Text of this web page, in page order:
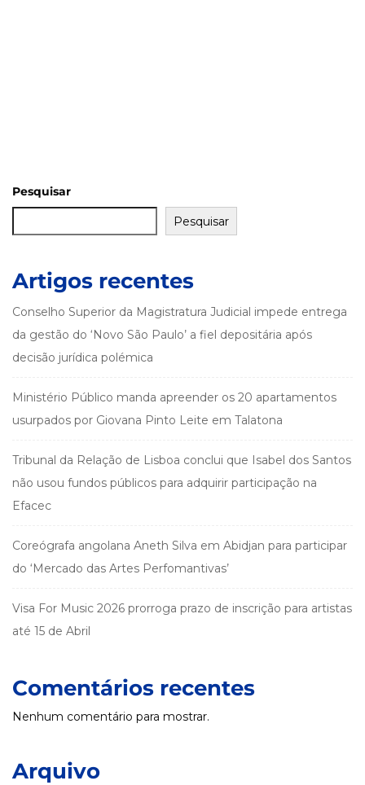
Pesquisar
Pesquisar
Artigos recentes
Conselho Superior da Magistratura Judicial impede entrega
da gestão do ‘Novo São Paulo’ a fiel depositária após
decisão jurídica polémica
Ministério Público manda apreender os 20 apartamentos
usurpados por Giovana Pinto Leite em Talatona
Tribunal da Relação de Lisboa conclui que Isabel dos Santos
não usou fundos públicos para adquirir participação na
Efacec
Coreógrafa angolana Aneth Silva em Abidjan para participar
do ‘Mercado das Artes Perfomantivas’
Visa For Music 2026 prorroga prazo de inscrição para artistas
até 15 de Abril
Comentários recentes
Nenhum comentário para mostrar.
Arquivo